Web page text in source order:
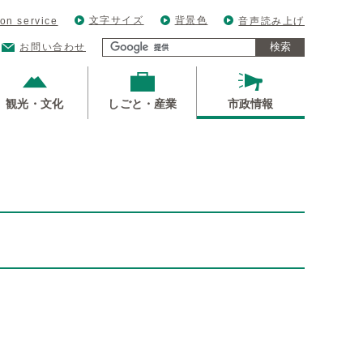
service 文字サイズ 背景色 音声読み上げ
お問い合わせ 検索
観光・文化 しごと・産業 市政情報